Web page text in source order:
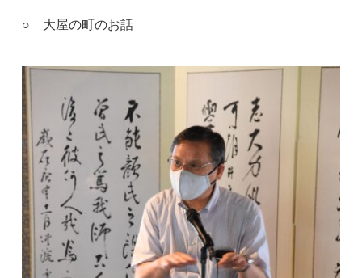
○ 大屋の町のお話